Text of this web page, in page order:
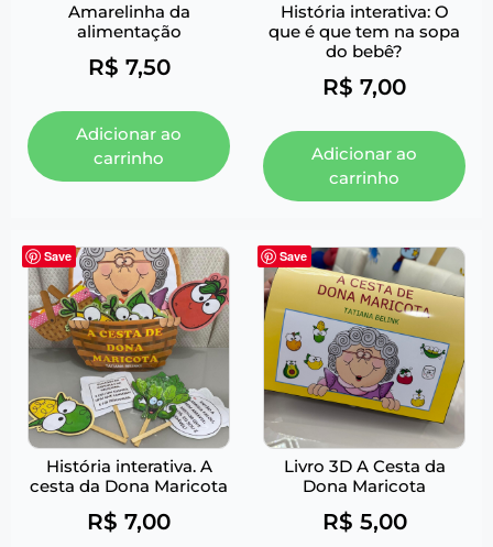
Amarelinha da
alimentação
R$ 7,50
Adicionar ao
carrinho
História interativa: O
que é que tem na sopa
do bebê?
R$ 7,00
Adicionar ao
carrinho
Save
História interativa. A
cesta da Dona Maricota
R$ 7,00
Save
Livro 3D A Cesta da
Dona Maricota
R$ 5,00